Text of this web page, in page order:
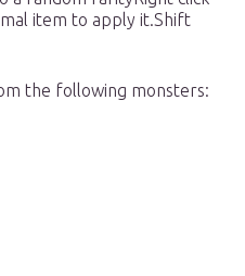
item to apply it.Shift
the following monsters: